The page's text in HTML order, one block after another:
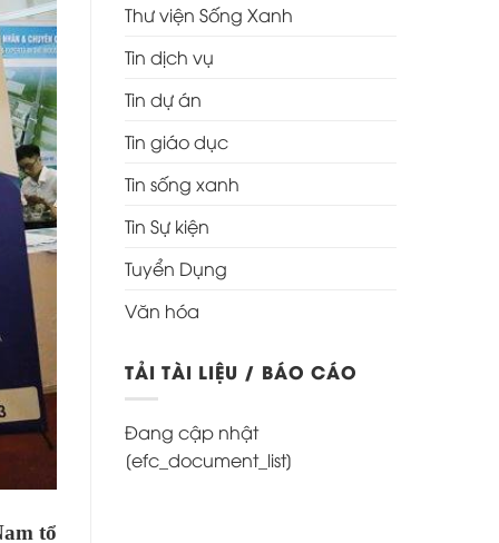
tổ
Thư viện Sống Xanh
Tin dịch vụ
Tin dự án
Tin giáo dục
Tin sống xanh
Tin Sự kiện
Tuyển Dụng
Văn hóa
TẢI TÀI LIỆU / BÁO CÁO
Đang cập nhật
[efc_document_list]